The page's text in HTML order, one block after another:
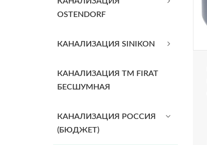
OSTENDORF
КАНАЛИЗАЦИЯ SINIKON
КАНАЛИЗАЦИЯ TM FIRAT
БЕСШУМНАЯ
КАНАЛИЗАЦИЯ РОССИЯ
(БЮДЖЕТ)